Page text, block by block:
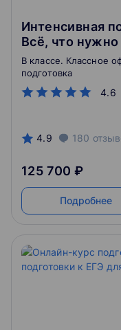
Интенсивная
Всё, что нужно
класс
4.6
В классе. Классное
подготовка
4.9 180
125 700 ₽
Подробнее